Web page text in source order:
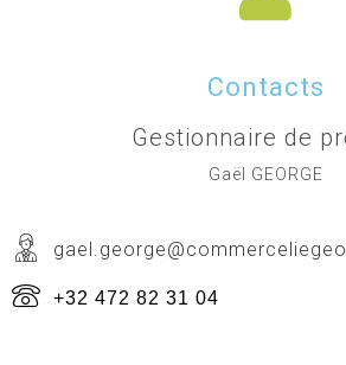
Contacts
Gestionnaire de
Gaël GEORGE
+32 472 82 31 04